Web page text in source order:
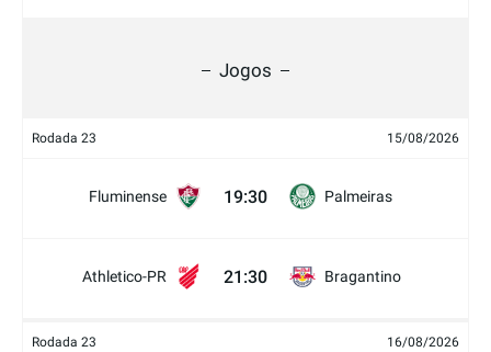
Jogos
Rodada 23 15/08/2026
Fluminense 19:30 Palmeiras
Athletico-PR 21:30 Bragantino
Rodada 23 16/08/2026